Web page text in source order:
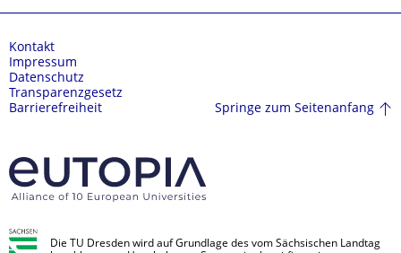
Kontakt
Impressum
Datenschutz
Transparenzgesetz
Barrierefreiheit
Springe zum Seitenanfang
Die TU Dresden wird auf Grundlage des vom Sächsischen Landtag